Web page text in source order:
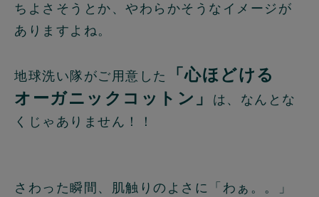
ちよさそうとか、やわらかそうなイメージが
ありますよね。
地球洗い隊がご用意した
「心ほどける
オーガニックコットン」
は、なんとな
くじゃありません！！
さわった瞬間、肌触りのよさに「わぁ。。」